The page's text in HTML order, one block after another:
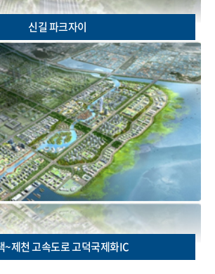
신길 파크자이
~제천 고속도로 고덕국제화IC